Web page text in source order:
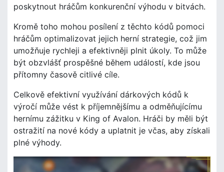
poskytnout hráčům konkurenční výhodu v bitvách.
Kromě toho mohou posílení z těchto kódů pomoci
hráčům optimalizovat jejich herní strategie, což jim
umožňuje rychleji a efektivněji plnit úkoly. To může
být obzvlášť prospěšné během událostí, kde jsou
přítomny časově citlivé cíle.
Celkově efektivní využívání dárkových kódů k
výročí může vést k příjemnějšímu a odměňujícímu
hernímu zážitku v King of Avalon. Hráči by měli být
ostražití na nové kódy a uplatnit je včas, aby získali
plné výhody.